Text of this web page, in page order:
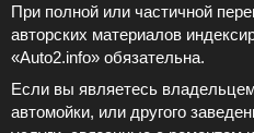
При полной или частичной
авторских материалов
«Auto2.info» обязательна.
Если вы являетесь
автомойки, или другого